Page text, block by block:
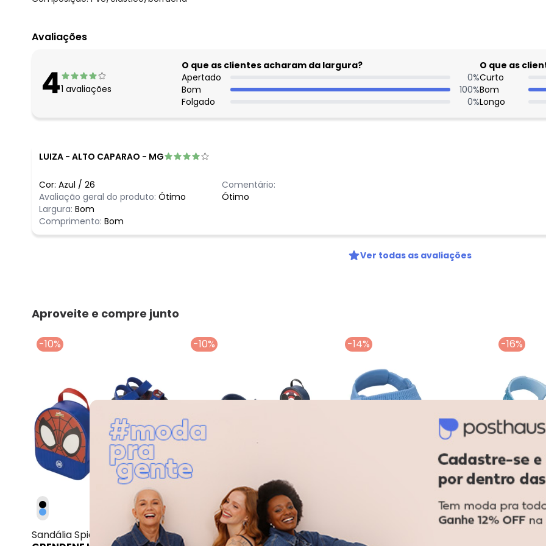
Avaliações
41 avaliações
O que as clientes acharam da largura?
Apertado
0%
Bom
100%
Folgado
0%
O que as
Curto
Bom
Longo
LUIZA - ALTO CAPARAO - MG
Cor: Azul / 26
Avaliação geral do produto: Ótimo
Largura: Bom
Comprimento: Bom
Comentário:
Ótimo
Ver todas as avaliações
Aproveite e compre junto
-10%
Grendene Kids - Sandália Spidey Friends Marinho
Sandália Spidey Friends
-10%
Grendene Kids - Sandália Disney Mochila Marinho
Sandália Disney Mochila
-14%
Grendene Kids -
-16%